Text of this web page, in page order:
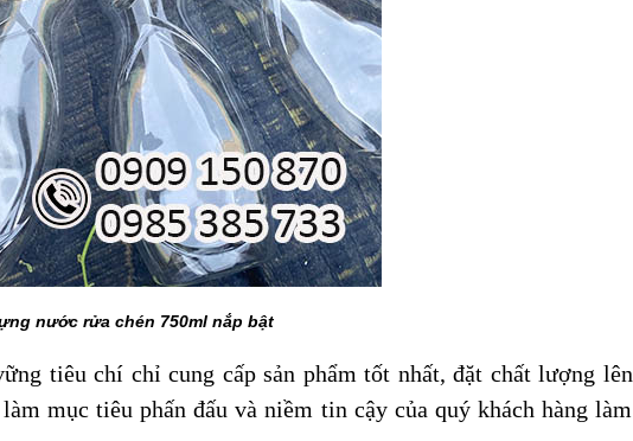
nước rửa chén 750ml nắp bật
tiêu chí chỉ cung cấp sản phẩm tốt nhất, đặt chất lượng lên
mục tiêu phấn đấu và niềm tin cậy của quý khách hàng làm